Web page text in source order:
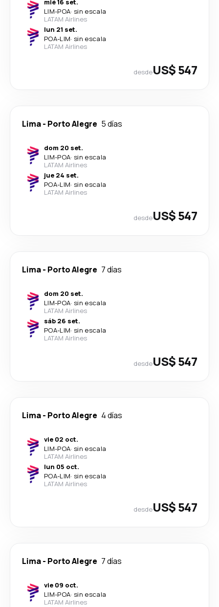
mié 16 set.
LIM-POA· sin escala
LATAM Airlines
lun 21 set.
POA-LIM· sin escala
LATAM Airlines
desdeUS$ 547
Lima- Porto Alegre 5 días
dom 20 set.
LIM-POA· sin escala
LATAM Airlines
jue 24 set.
POA-LIM· sin escala
LATAM Airlines
desdeUS$ 547
Lima- Porto Alegre 7 días
dom 20 set.
LIM-POA· sin escala
LATAM Airlines
sáb 26 set.
POA-LIM· sin escala
LATAM Airlines
desdeUS$ 547
Lima- Porto Alegre 4 días
vie 02 oct.
LIM-POA· sin escala
LATAM Airlines
lun 05 oct.
POA-LIM· sin escala
LATAM Airlines
desdeUS$ 547
Lima- Porto Alegre 7 días
vie 09 oct.
LIM-POA· sin escala
LATAM Airlines